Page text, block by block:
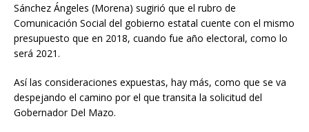
Sánchez Ángeles (Morena) sugirió que el rubro de
Comunicación Social del gobierno estatal cuente con el mismo
presupuesto que en 2018, cuando fue año electoral, como lo
será 2021.
Así las consideraciones expuestas, hay más, como que se va
despejando el camino por el que transita la solicitud del
Gobernador Del Mazo.